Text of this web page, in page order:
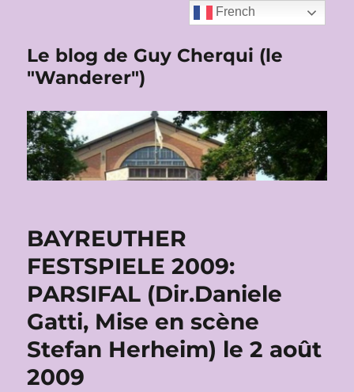
Le blog de Guy Cherqui (le
"Wanderer")
BAYREUTHER
FESTSPIELE 2009:
PARSIFAL (Dir.Daniele
Gatti, Mise en scène
Stefan Herheim) le 2 août
2009
French